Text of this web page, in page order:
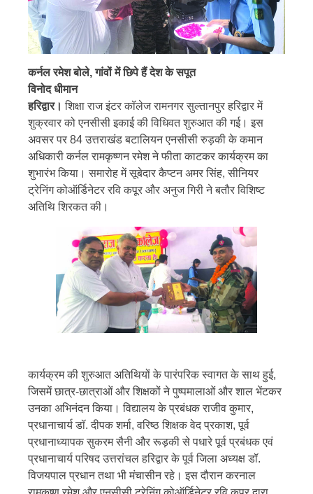
कर्नल रमेश बोले, गांवों में छिपे हैं देश के सपूत
विनोद धीमान
हरिद्वार। शिक्षा राज इंटर कॉलेज रामनगर सुल्तानपुर हरिद्वार में
शुक्रवार को एनसीसी इकाई की विधिवत शुरुआत की गई। इस
अवसर पर 84 उत्तराखंड बटालियन एनसीसी रुड़की के कमान
अधिकारी कर्नल रामकृष्णन रमेश ने फीता काटकर कार्यक्रम का
शुभारंभ किया। समारोह में सूबेदार कैप्टन अमर सिंह, सीनियर
ट्रेनिंग कोऑर्डिनेटर रवि कपूर और अनुज गिरी ने बतौर विशिष्ट
अतिथि शिरकत की।
कार्यक्रम की शुरुआत अतिथियों के पारंपरिक स्वागत के साथ हुई,
जिसमें छात्र-छात्राओं और शिक्षकों ने पुष्पमालाओं और शाल भेंटकर
उनका अभिनंदन किया। विद्यालय के प्रबंधक राजीव कुमार,
प्रधानाचार्य डॉ. दीपक शर्मा, वरिष्ठ शिक्षक वेद प्रकाश, पूर्व
प्रधानाध्यापक सुकरम सैनी और रूड़की से पधारे पूर्व प्रबंधक एवं
प्रधानाचार्य परिषद उत्तरांचल हरिद्वार के पूर्व जिला अध्यक्ष डॉ.
विजयपाल प्रधान तथा भी मंचासीन रहे। इस दौरान करनाल